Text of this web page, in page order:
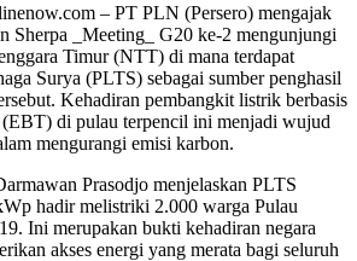
– PT PLN (Persero) mengajak
Sherpa _Meeting_ G20 ke-2 mengunjungi
Timur (NTT) di mana terdapat
Surya (PLTS) sebagai sumber penghasil
Kehadiran pembangkit listrik berbasis
(EBT) di pulau terpencil ini menjadi wujud
mengurangi emisi karbon.
Prasodjo menjelaskan PLTS
hadir melistriki 2.000 warga Pulau
Ini merupakan bukti kehadiran negara
akses energi yang merata bagi seluruh